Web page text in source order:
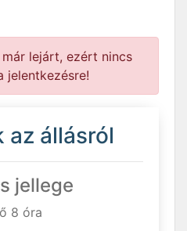
lejárt, ezért nincs
jelentkezésre!
az állásról
jellege
8 óra